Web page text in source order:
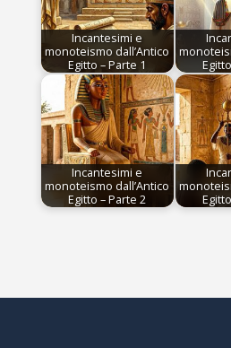
Incantesimi e
monoteismo dall’Antico
Egitto – Parte 1
Incantesimi e
monoteismo dall’Antico
Egitto – Parte 2